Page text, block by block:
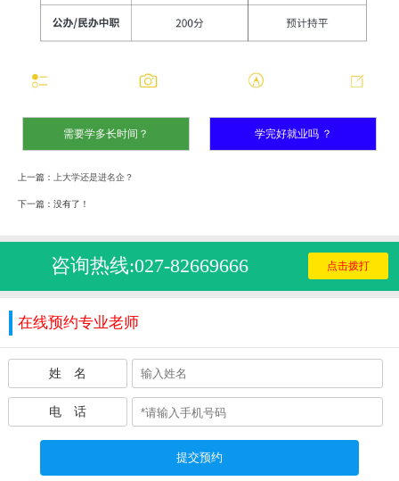
需要学多长时间？ 学完好就业吗 ？
上一篇： 上大学还是进名企？
下一篇：没有了！
咨询热线:027-82669666 点击拨打
在线预约专业老师
姓 名
电 话